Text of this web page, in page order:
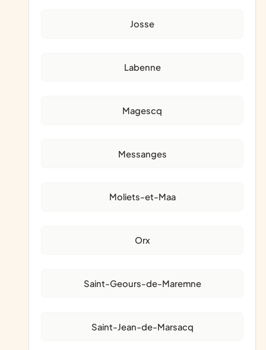
Josse
Labenne
Magescq
Messanges
Moliets-et-Maa
Orx
Saint-Geours-de-Maremne
Saint-Jean-de-Marsacq